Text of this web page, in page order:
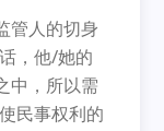
管人的切身
，他/她的
中，所以需
民事权利的